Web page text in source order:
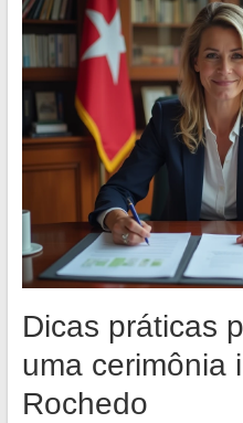
Dicas práticas
uma cerimônia
Rochedo